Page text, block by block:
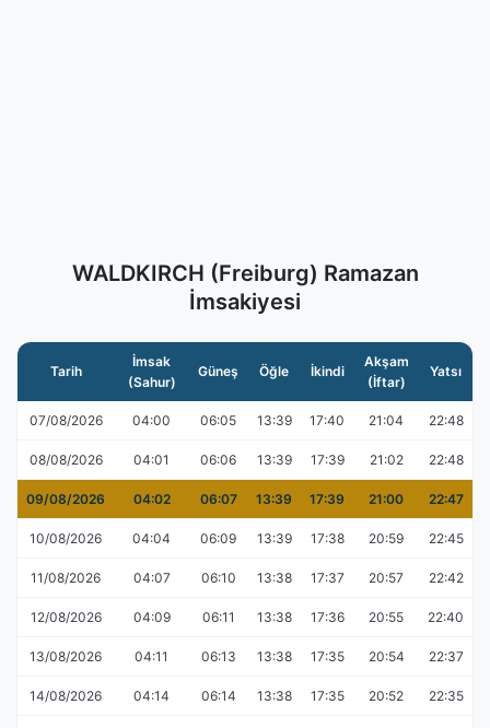
WALDKIRCH (Freiburg) Ramazan
İmsakiyesi
Tarih
İmsak
(Sahur)
Güneş Öğle İkindi
Akşam
(İftar)
Yatsı
07/08/2026 04:00 06:05 13:39 17:40 21:04 22:48
08/08/2026 04:01 06:06 13:39 17:39 21:02 22:48
09/08/2026 04:02 06:07 13:39 17:39 21:00 22:47
10/08/2026 04:04 06:09 13:39 17:38 20:59 22:45
11/08/2026 04:07 06:10 13:38 17:37 20:57 22:42
12/08/2026 04:09 06:11 13:38 17:36 20:55 22:40
13/08/2026 04:11 06:13 13:38 17:35 20:54 22:37
14/08/2026 04:14 06:14 13:38 17:35 20:52 22:35